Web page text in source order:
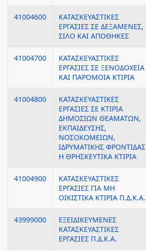
41004600
ΚΑΤΑΣΚΕΥΑΣΤΙΚΕΣ
ΕΡΓΑΣΙΕΣ ΣΕ ΔΕΞΑΜΕΝΕΣ,
ΣΙΛΟ ΚΑΙ ΑΠΟΘΗΚΕΣ
41004700
ΚΑΤΑΣΚΕΥΑΣΤΙΚΕΣ
ΕΡΓΑΣΙΕΣ ΣΕ ΞΕΝΟΔΟΧΕΙΑ
ΚΑΙ ΠΑΡΟΜΟΙΑ ΚΤΙΡΙΑ
41004800
ΚΑΤΑΣΚΕΥΑΣΤΙΚΕΣ
ΕΡΓΑΣΙΕΣ ΣΕ ΚΤΙΡΙΑ
ΔΗΜΟΣΙΩΝ ΘΕΑΜΑΤΩΝ,
ΕΚΠΑΙΔΕΥΣΗΣ,
ΝΟΣΟΚΟΜΕΙΩΝ,
ΙΔΡΥΜΑΤΙΚΗΣ ΦΡΟΝΤΙΔΑΣ
Η ΘΡΗΣΚΕΥΤΙΚΑ ΚΤΙΡΙΑ
41004900
ΚΑΤΑΣΚΕΥΑΣΤΙΚΕΣ
ΕΡΓΑΣΙΕΣ ΓΙΑ ΜΗ
ΟΙΚΙΣΤΙΚΑ ΚΤΙΡΙΑ Π.Δ.Κ.Α.
43999000
ΕΞΕΙΔΙΚΕΥΜΕΝΕΣ
ΚΑΤΑΣΚΕΥΑΣΤΙΚΕΣ
ΕΡΓΑΣΙΕΣ Π.Δ.Κ.Α.